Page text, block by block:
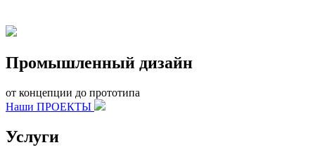
Промышленный дизайн
от концепции до прототипа
Наши ПРОЕКТЫ
Услуги